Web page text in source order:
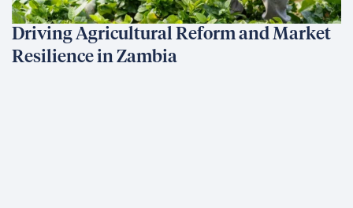
Driving Agricultural Reform and Market
Resilience in Zambia